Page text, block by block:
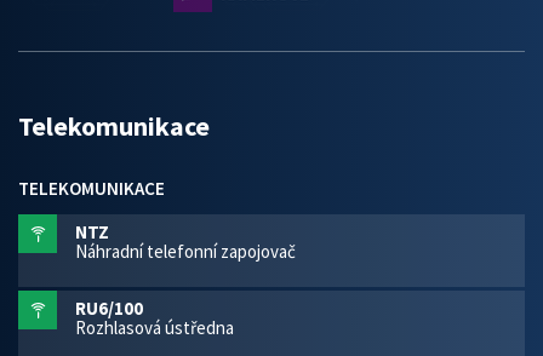
Telekomunikace
TELEKOMUNIKACE
NTZ
Náhradní telefonní zapojovač
RU6/100
Rozhlasová ústředna